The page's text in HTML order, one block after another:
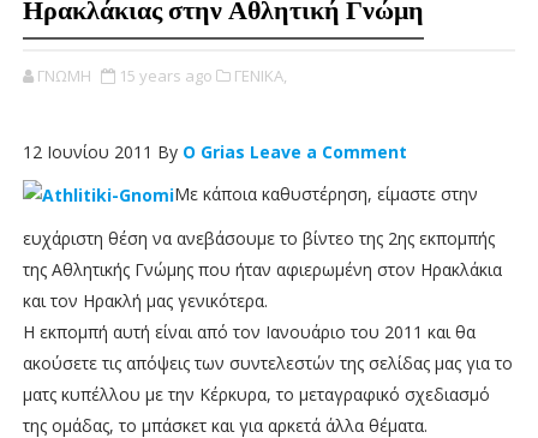
Ηρακλάκιας στην Αθλητική Γνώμη
ΓΝΩΜΗ 15 years ago ΓΕΝΙΚΑ,
12 Ιουνίου 2011 By O Grias Leave a Comment
Με κάποια καθυστέρηση, είμαστε στην
ευχάριστη θέση να ανεβάσουμε το βίντεο της 2ης εκπομπής
της Αθλητικής Γνώμης που ήταν αφιερωμένη στον Ηρακλάκια
και τον Ηρακλή μας γενικότερα.
Η εκπομπή αυτή είναι από τον Ιανουάριο του 2011 και θα
ακούσετε τις απόψεις των συντελεστών της σελίδας μας για το
ματς κυπέλλου με την Κέρκυρα, το μεταγραφικό σχεδιασμό
της ομάδας, το μπάσκετ και για αρκετά άλλα θέματα.